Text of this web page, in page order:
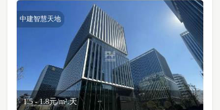
中建智慧天地
1.5 - 1.8元/m².天